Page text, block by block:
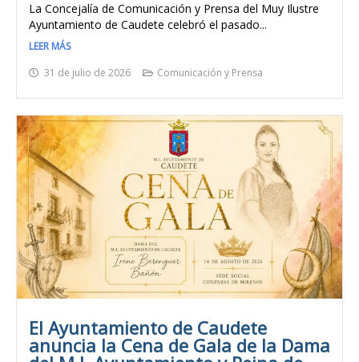
La Concejalía de Comunicación y Prensa del Muy Ilustre
Ayuntamiento de Caudete celebró el pasado...
LEER MÁS
31 de julio de 2026
Comunicación y Prensa
El Ayuntamiento de Caudete
anuncia la Cena de Gala de la Dama